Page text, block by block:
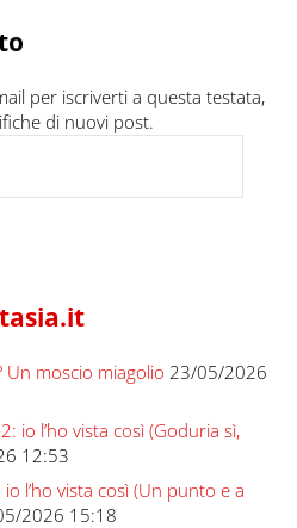
per iscriverti a questa testata,
di nuovi post.
Un moscio miagolio 23/05/2026
io l’ho vista così (Goduria sì,
12:53
l’ho vista così (Un punto e a
2026 15:18